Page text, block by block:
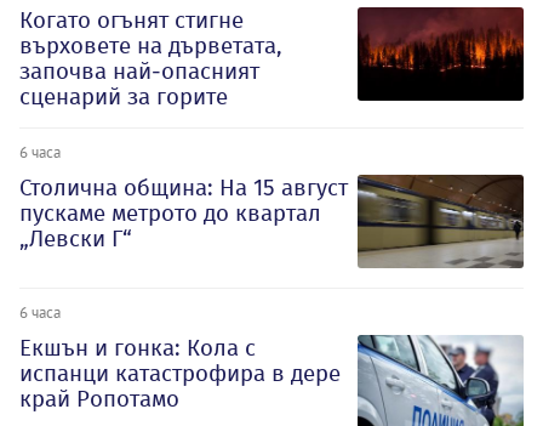
Когато огънят стигне
върховете на дърветата,
започва най-опасният
сценарий за горите
6 часа
Столична община: На 15 август
пускаме метрото до квартал
„Левски Г“
6 часа
Екшън и гонка: Кола с
испанци катастрофира в дере
край Ропотамо